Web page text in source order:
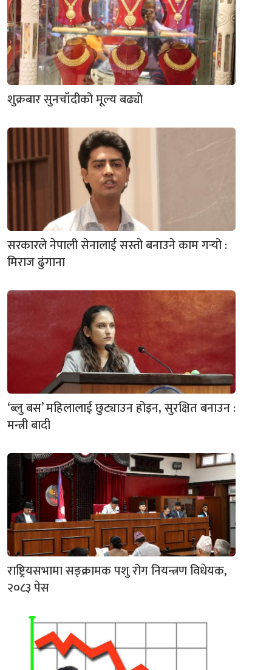
शुक्रबार सुनचाँदीको मूल्य बढ्यो
सरकारले नेपाली सेनालाई सस्तो बनाउने काम गर्‍यो :
मिराज ढुंगाना
‘ब्लु बस’ महिलालाई छुट्याउन होइन, सुरक्षित बनाउन :
मन्त्री बादी
राष्ट्रियसभामा सङ्क्रामक पशु रोग नियन्त्रण विधेयक,
२०८३ पेस